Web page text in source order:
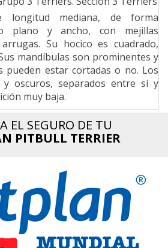
n
longitud mediana, de forma
plano y ancho, con mejillas
Su hocico es cuadrado,
mandíbulas son prominentes y
pueden estar cortadas o no. Los
oscuros, separados entre sí y
muy baja.
EL SEGURO DE TU
PITBULL TERRIER